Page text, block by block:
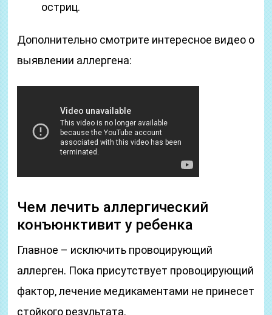
остриц.
Дополнительно смотрите интересное видео о
выявлении аллергена:
Чем лечить аллергический
конъюнктивит у ребенка
Главное – исключить провоцирующий
аллерген. Пока присутствует провоцирующий
фактор, лечение медикаментами не принесет
стойкого результата.